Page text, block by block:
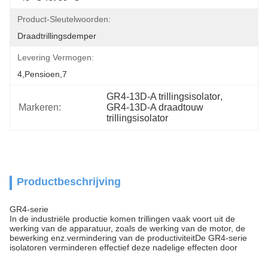
Product-Sleutelwoorden:
Draadtrillingsdemper
Levering Vermogen:
4,pensioen,7
Markeren:
GR4-13D-A trillingsisolator,
GR4-13D-A draadtouw
trillingsisolator
Productbeschrijving
GR4-serie
In de industriële productie komen trillingen vaak voort uit de
werking van de apparatuur, zoals de werking van de motor, de
bewerking enz.vermindering van de productiviteitDe GR4-serie
isolatoren verminderen effectief deze nadelige effecten door